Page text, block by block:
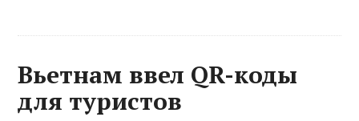
Вьетнам ввел QR-коды
для туристов